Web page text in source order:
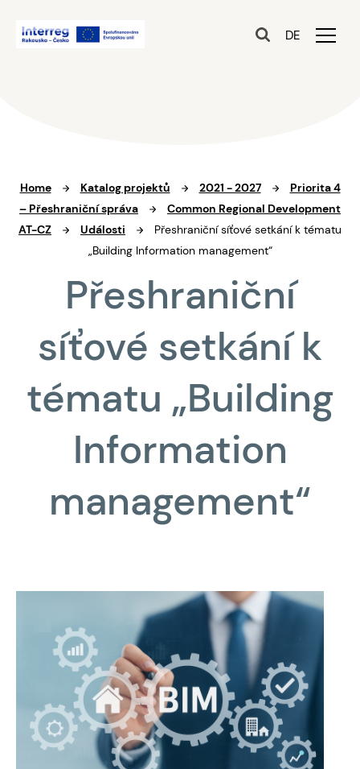
DE
Home Katalog projektů 2021 - 2027
Priorita 4
– Přeshraniční správa
Common Regional Development
AT-CZ
Události
Přeshraniční síťové setkání k tématu
„Building Information management“
Přeshraniční
síťové setkání k
tématu „Building
Information
management“